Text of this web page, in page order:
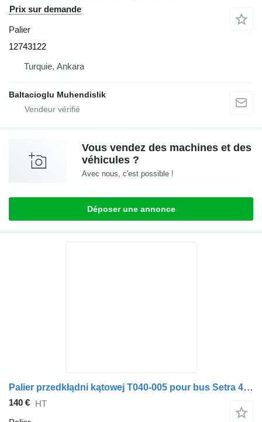
Prix sur demande
Palier
12743122
Turquie, Ankara
Baltacioglu Muhendislik
Vous vendez des machines et des
véhicules ?
Avec nous, c'est possible !
Déposer une annonce
Palier przedkłądni kątowej T040-005 pour bus Setra 411 HD
140 € HT